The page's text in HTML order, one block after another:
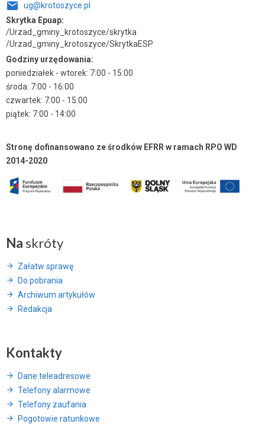
ug@krotoszyce.pl
Skrytka Epuap:
/Urzad_gminy_krotoszyce/skrytka
/Urzad_gminy_krotoszyce/SkrytkaESP
Godziny urzędowania:
poniedziałek - wtorek: 7:00 - 15:00
środa: 7:00 - 16:00
czwartek: 7:00 - 15:00
piątek: 7:00 - 14:00
Stronę dofinansowano ze środków EFRR w ramach RPO WD
2014-2020
Na skróty
Załatw sprawę
Do pobrania
Archiwum artykułów
Redakcja
Kontakty
Dane teleadresowe
Telefony alarmowe
Telefony zaufania
Pogotowie ratunkowe